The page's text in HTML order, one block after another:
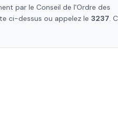
par le Conseil de l'Ordre des
ci-dessus ou appelez le 3237.